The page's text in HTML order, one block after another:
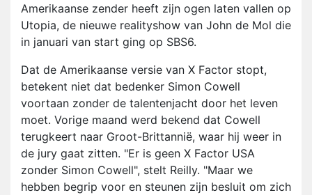
Amerikaanse zender heeft zijn ogen laten vallen op
Utopia, de nieuwe realityshow van John de Mol die
in januari van start ging op SBS6.
Dat de Amerikaanse versie van X Factor stopt,
betekent niet dat bedenker Simon Cowell
voortaan zonder de talentenjacht door het leven
moet. Vorige maand werd bekend dat Cowell
terugkeert naar Groot-Brittannië, waar hij weer in
de jury gaat zitten. "Er is geen X Factor USA
zonder Simon Cowell", stelt Reilly. "Maar we
hebben begrip voor en steunen zijn besluit om zich